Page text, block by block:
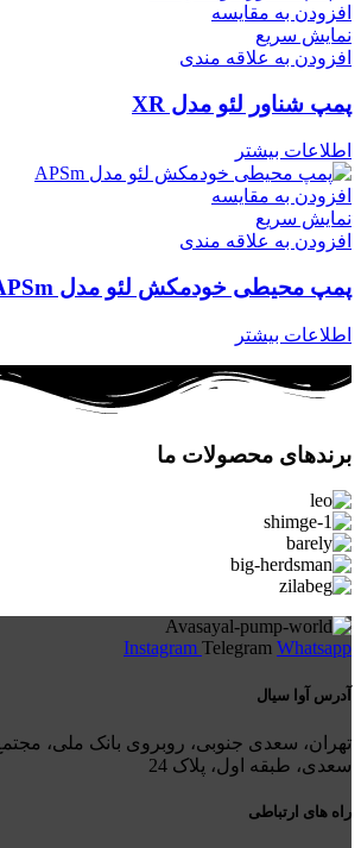
افزودن به مقایسه
نمایش سریع
افزودن به علاقه مندی
پمپ شناور لئو مدل XR
اطلاعات بیشتر
افزودن به مقایسه
نمایش سریع
افزودن به علاقه مندی
پمپ محیطی خودمکش لئو مدل APSm
اطلاعات بیشتر
برندهای محصولات ما
Instagram Telegram Whatsapp
آدرس آوا سیال
تهران، سعدی جنوبی، روبروی بانک ملی،
سعدی، طبقه اول، پلاک 24
راه های ارتباطی